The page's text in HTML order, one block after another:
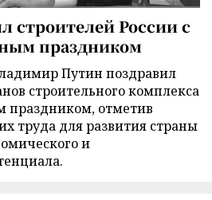
строителей России с
праздником
Путин поздравил
строительного комплекса
праздником, отметив
труда для развития страны
и